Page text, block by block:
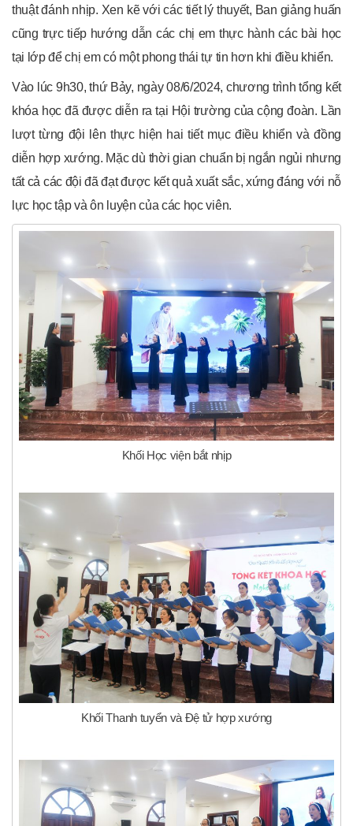
thuật đánh nhịp. Xen kẽ với các tiết lý thuyết, Ban giảng huấn
cũng trực tiếp hướng dẫn các chị em thực hành các bài học
tại lớp để chị em có một phong thái tự tin hơn khi điều khiển.
Vào lúc 9h30, thứ Bảy, ngày 08/6/2024, chương trình tổng kết
khóa học đã được diễn ra tại Hội trường của cộng đoàn. Lần
lượt từng đội lên thực hiện hai tiết mục điều khiển và đồng
diễn hợp xướng. Mặc dù thời gian chuẩn bị ngắn ngủi nhưng
tất cả các đội đã đạt được kết quả xuất sắc, xứng đáng với nỗ
lực học tập và ôn luyện của các học viên.
Khối Học viện bắt nhịp
Khối Thanh tuyển và Đệ tử hợp xướng